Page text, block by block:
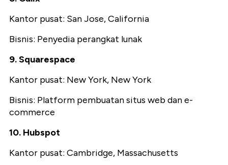
Kantor pusat: San Jose, California
Bisnis: Penyedia perangkat lunak
9. Squarespace
Kantor pusat: New York, New York
Bisnis: Platform pembuatan situs web dan e-
commerce
10. Hubspot
Kantor pusat: Cambridge, Massachusetts